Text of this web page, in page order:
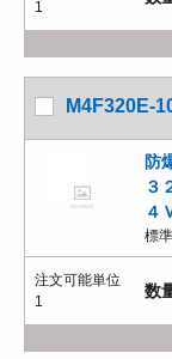
1
M4F320E-
防
３
４
標
注文可能単位
1
数